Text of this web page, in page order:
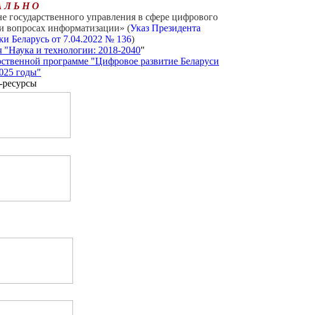
Л Ь Н О
государственного управления в сфере цифрового
вопросах информатизации» (Указ Президента
Беларусь от 7.04.2022 № 136)
"Наука и технологии: 2018-2040"
программе "Цифровое развитие Беларуси
годы"